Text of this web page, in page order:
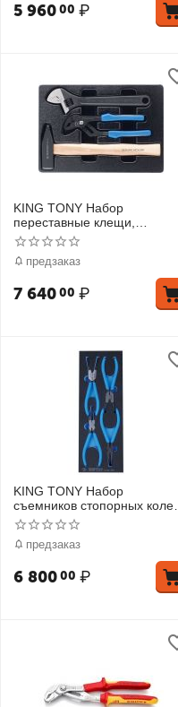
5 96000 ₽
KING TONY Набор
переставные клещи,
разводной ключ и молоток,
ложемент, 3 предмета
предзаказ
7 64000 ₽
KING TONY Набор
съемников стопорных колец,
ложемент, 4 предмета
предзаказ
6 80000 ₽